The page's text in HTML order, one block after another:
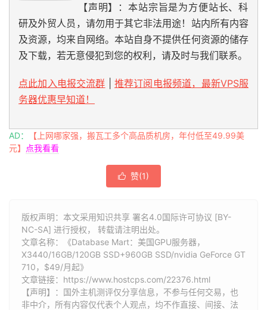
【声明】：本站宗旨是为方便站长、科
研及外贸人员，请勿用于其它非法用途！站内所有内容
及资源，均来自网络。本站自身不提供任何资源的储存
及下载，若无意侵犯到您的权利，请及时与我们联系。
点此加入电报交流群
推荐订阅电报频道，最新VPS服
务器优惠早知道！
AD：
【上网哪家强，搬瓦工多个高品质机房，年付低至49.99美
元】
点我看看
 赞(1)
版权声明：本文采用知识共享 署名4.0国际许可协议 [BY-
NC-SA] 进行授权， 转载请注明出处。
文章名称：《Database Mart：美国GPU服务器，
X3440/16GB/120GB SSD+960GB SSD/nvidia GeForce GT
710，$49/月起》
文章链接： https://www.hostcps.com/22376.html
【声明】：国外主机测评仅分享信息，不参与任何交易，也
非中介，所有内容仅代表个人观点，均不作直接、间接、法